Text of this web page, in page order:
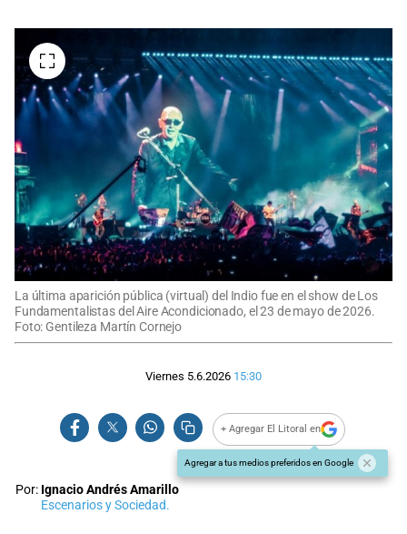
La última aparición pública (virtual) del Indio fue en el show de Los
Fundamentalistas del Aire Acondicionado, el 23 de mayo de 2026.
Foto: Gentileza Martín Cornejo
Viernes 5.6.2026 15:30
+ Agregar El Litoral en
Agregar a tus medios preferidos en Google
Por: Ignacio Andrés Amarillo
Escenarios y Sociedad.